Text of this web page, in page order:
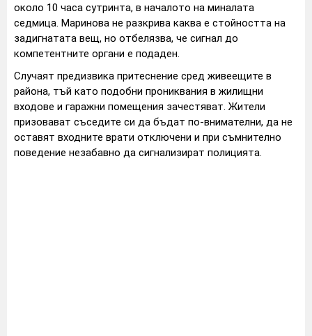
около 10 часа сутринта, в началото на миналата
седмица. Маринова не разкрива каква е стойността на
задигнатата вещ, но отбелязва, че сигнал до
компетентните органи е подаден.
Случаят предизвика притеснение сред живеещите в
района, тъй като подобни прониквания в жилищни
входове и гаражни помещения зачестяват. Жители
призовават съседите си да бъдат по-внимателни, да не
оставят входните врати отключени и при съмнително
поведение незабавно да сигнализират полицията.